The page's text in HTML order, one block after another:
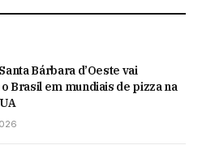
Bárbara d’Oeste vai
Brasil em mundiais de pizza na